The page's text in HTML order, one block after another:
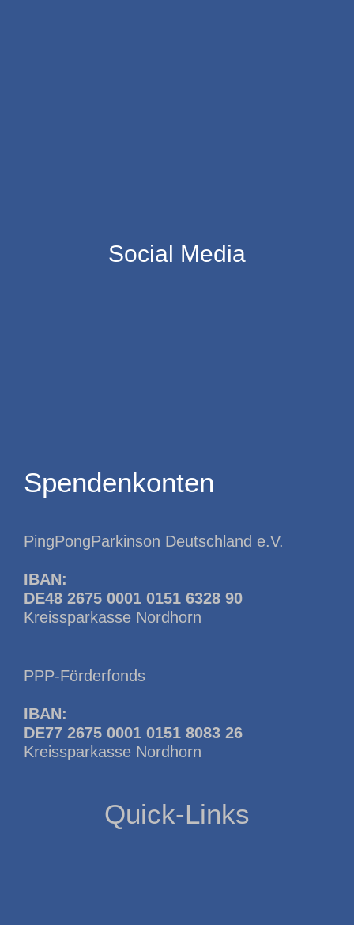
Social Media
Spendenkonten
PingPongParkinson Deutschland e.V.
IBAN:
DE48 2675 0001 0151 6328 90
Kreissparkasse Nordhorn
PPP-Förderfonds
IBAN:
DE77 2675 0001 0151 8083 26
Kreissparkasse Nordhorn
Quick-Links